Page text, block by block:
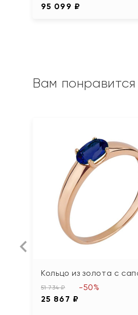
95 099 ₽
Вам понравится
Кольцо из золота с
51 734 ₽
25 867 ₽
-50%